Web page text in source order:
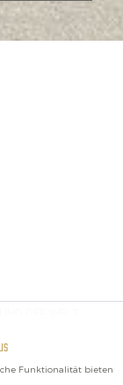
DER WELT.
Funktionalität bieten